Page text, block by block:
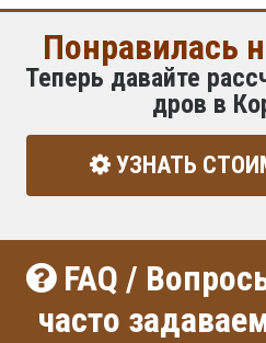
Понравилась
Теперь давайте
дров в
УЗНАТЬ
FAQ /
часто